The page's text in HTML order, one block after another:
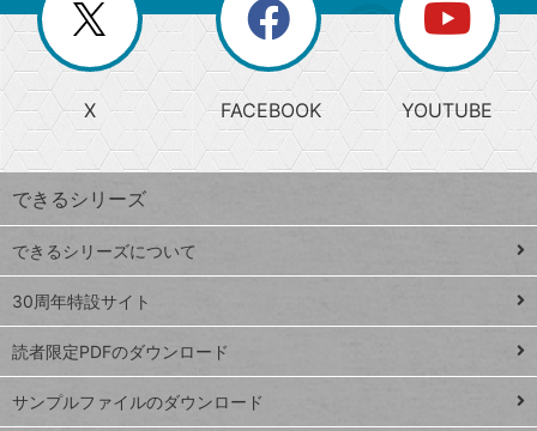
じ
る
search
検
索
上
昇
ワ
ー
ド
Google
スプレ
ッドシ
ート
iPhone
VLOOKUP
閉
じ
る
ー
か
ら
探
す
ト
ッ
プ
ペ
ジ
X FACEBOOK YOUTUBE
できるシリーズ
できるシリーズについて
30周年特設サイト
読者限定PDFのダウンロード
サンプルファイルのダウンロード